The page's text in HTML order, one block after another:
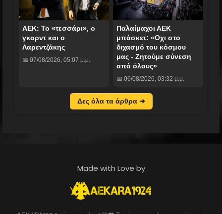
ΑΕΚ: Το «τεσσάρι», ο
γκαρντ και ο
Λαρεντζάκης
📅 07/08/2026, 05:07 μ.μ.
Παλαίμαχοι ΑΕΚ
μπάσκετ: «Οχι στο
διχασμό του κόσμου
μας - Ζητούμε σύνεση
από όλους»
📅 06/08/2026, 03:32 μ.μ.
Δες όλα τα άρθρα ➜
Made with Love by